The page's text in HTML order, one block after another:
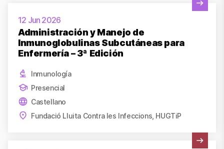
12 Jun 2026
Administración y Manejo de
Inmunoglobulinas Subcutáneas para
Enfermería – 3ª Edición
Inmunología
Presencial
Castellano
Fundació Lluita Contra les Infeccions, HUGTiP